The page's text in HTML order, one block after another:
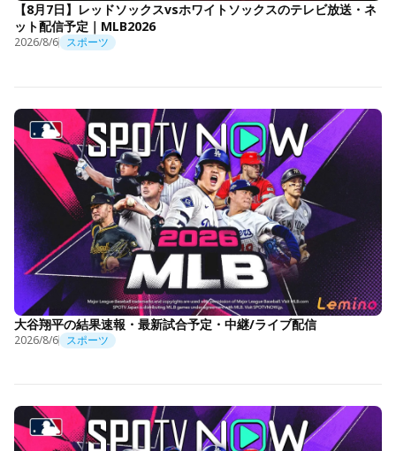
【8月7日】レッドソックスvsホワイトソックスのテレビ放送・ネ
ット配信予定｜MLB2026
2026/8/6 スポーツ
大谷翔平の結果速報・最新試合予定・中継/ライブ配信
2026/8/6 スポーツ